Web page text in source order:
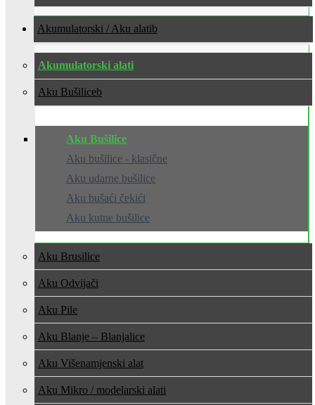
Akumulatorski / Aku alati
Akumulatorski alati
Aku Bušilice
Aku Bušilice
Aku bušilice - klasične
Aku udarne bušilice
Aku bušaći čekići
Aku kutne bušilice
Aku Brusilice
Aku Odvijači
Aku Pile
Aku Blanje – Blanjalice
Aku Višenamjenski alat
Aku Mikro / modelarski alati